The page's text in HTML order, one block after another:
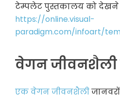
टेम्पलेट पुस्तकालय को देखने
https://online.visual-
paradigm.com/infoart/
वेगन जीवनशैली
एक वेगन जीवनशैली